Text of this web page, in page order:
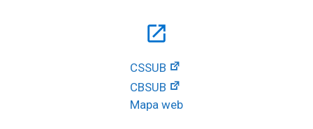
open_in_new
CSSUB
CBSUB
Mapa web